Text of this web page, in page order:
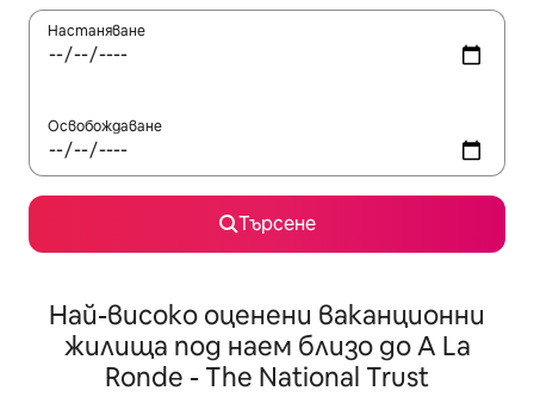
Настаняване
Освобождаване
Търсене
Най-високо оценени ваканционни
жилища под наем близо до A La
Ronde - The National Trust